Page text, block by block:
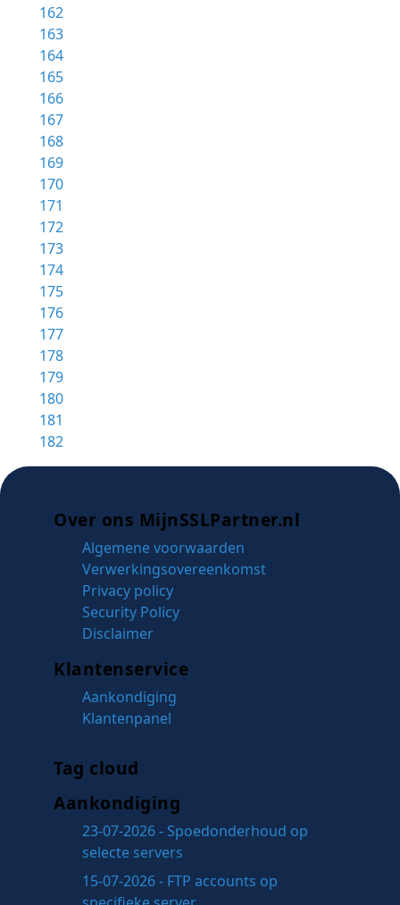
162
163
164
165
166
167
168
169
170
171
172
173
174
175
176
177
178
179
180
181
182
Over ons MijnSSLPartner.nl
Algemene voorwaarden
Verwerkingsovereenkomst
Privacy policy
Security Policy
Disclaimer
Klantenservice
Aankondiging
Klantenpanel
Tag cloud
Aankondiging
23-07-2026 - Spoedonderhoud op
selecte servers
15-07-2026 - FTP accounts op